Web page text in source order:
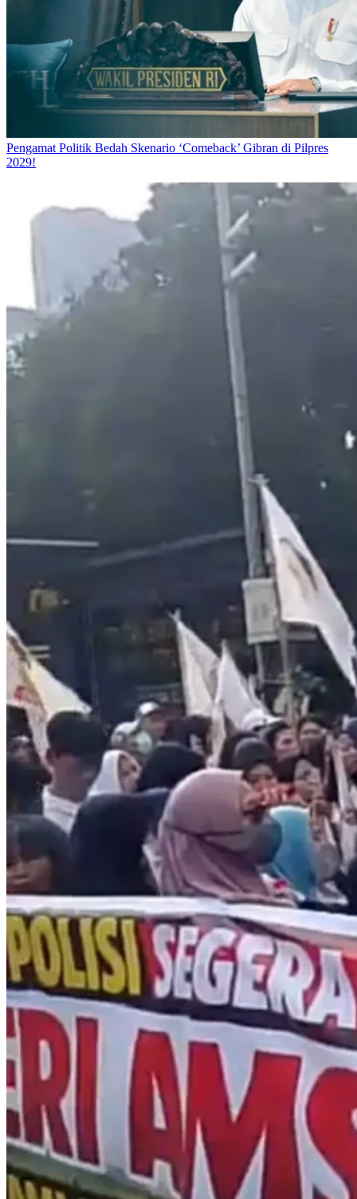
Pengamat Politik Bedah Skenario ‘Comeback’ Gibran di Pilpres
2029!